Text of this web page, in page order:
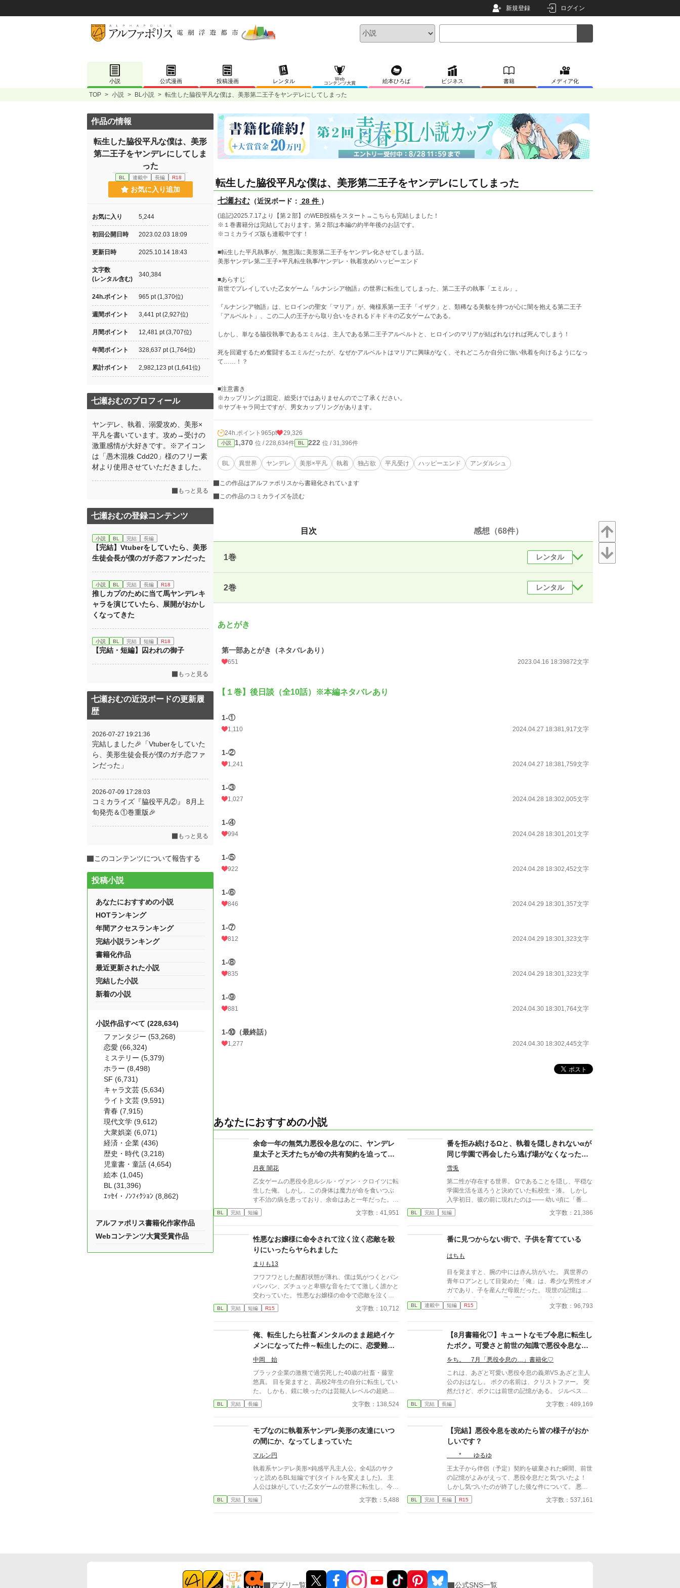
新規登録 ログイン
小説 公式漫画 投稿漫画 レンタル
Web
コンテンツ大賞
絵本ひろば ビジネス 書籍 メディア化
TOP > 小説 > BL小説 > 転生した脇役平凡な僕は、美形第二王子をヤンデレにしてしまった
転生した脇役平凡な僕は、美形第二王子をヤンデレにしてしまった
七瀬おむ （近況ボード： 28 件 ）
(追記)2025.7.17より【第２部】のWEB投稿をスタート→こちらも完結しました！
※１巻書籍分は完結しております。第２部は本編の約半年後のお話です。
※コミカライズ版も連載中です！
■転生した平凡執事が、無意識に美形第二王子をヤンデレ化させてしまう話。
美形ヤンデレ第二王子×平凡転生執事/ヤンデレ・執着攻め/ハッピーエンド
■あらすじ
前世でプレイしていた乙女ゲーム『ルナンシア物語』の世界に転生してしまった、第二王子の執事「エミル」。
『ルナンシア物語』は、ヒロインの聖女「マリア」が、俺様系第一王子「イザク」と、類稀なる美貌を持つが心に闇を抱える第二王子
「アルベルト」、この二人の王子から取り合いをされるドキドキの乙女ゲームである。
しかし、単なる脇役執事であるエミルは、主人である第二王子アルベルトと、ヒロインのマリアが結ばれなければ死んでしまう！
死を回避するため奮闘するエミルだったが、なぜかアルベルトはマリアに興味がなく、それどころか自分に強い執着を向けるようになっ
て……！？
■注意書き
※カップリングは固定、総受けではありませんのでご了承ください。
※サブキャラ同士ですが、男女カップリングがあります。
24h.ポイント 965pt 29,326
小説 1,370 位 / 228,634件 BL 222 位 / 31,396件
BL 異世界 ヤンデレ 美形×平凡 執着 独占欲 平凡受け ハッピーエンド アンダルシュ
この作品はアルファポリスから書籍化されています
この作品のコミカライズを読む
目次 感想（68件）
1巻 レンタル
2巻 レンタル
あとがき
第一部あとがき（ネタバレあり）
651 2023.04.16 18:39872文字
【１巻】後日談（全10話）※本編ネタバレあり
1-①
1,110 2024.04.27 18:381,917文字
1-②
1,241 2024.04.27 18:381,759文字
1-③
1,027 2024.04.28 18:302,005文字
1-④
994 2024.04.28 18:301,201文字
1-⑤
922 2024.04.28 18:302,452文字
1-⑥
846 2024.04.29 18:301,357文字
1-⑦
812 2024.04.29 18:301,323文字
1-⑧
835 2024.04.29 18:301,323文字
1-⑨
881 2024.04.30 18:301,764文字
1-⑩（最終話）
1,277 2024.04.30 18:302,445文字
あなたにおすすめの小説
余命一年の無気力悪役令息なのに、ヤンデレ
皇太子と天才たちが命の共有契約を迫ってく
る
月夜 闇花
乙女ゲームの悪役令息ルシル・ヴァン・クロイツに転
生した俺。 しかし、この身体は魔力が命を食いつぶ
す不治の病を患っており、余命はあと一年だった。
どうせ死ぬなら、シナリオの破滅フラグを回避し、誰
の記憶にも残らず静かに消え去りたい。 そう願って
が、それがすべての狂気の始まりだった。 「君の手
はひどく冷たいね。まるで死人のようだ。……婚約の
破棄は認めない」 何も望まず、ただ消えようとする
ルシルの儚げな諦観は、逆に攻略対象たちのドス黒い
支配欲と執着に火をつけてしまう。 ヤンデレ王太子
アルフレッドの圧倒的な拘束。 実直な騎士ガレッド
の盲目的な献身。 天才魔術師ノアの狂気的な探究。
ルシルが死の淵へ沈み込もうとしたとき、三人は神の
理に逆らう禁忌の魔術を実行する。 それは、自らの
い。永遠に、私たちと共にあるんだ」 死んで逃げる
ことすら許されない豪奢な鳥籠の中、悪役令息は息が
執着BLファンタジー、ここに開幕。
BL 完結 短編 文字数：41,951
番を拒み続けるΩと、執着を隠しきれないαが
同じ学園で再会したら逃げ場がなくなった話
――優等生αの過保護な束縛は恋か支配か
雪兎
第二性が存在する世界。 Ωであることを隠し、平穏な
学園生活を送ろうと決めていた転校生・湊。 しかし
入学初日、彼の前に現れたのは―― 幼い頃に「番に
なろう」と言ってきた幼馴染のα・蓮だった。 成績優
秀、容姿端麗、生徒から絶大な信頼を集める完璧な
いことを。 「大丈夫、全部管理してあげる」 「君が
困らないようにしてるだけだよ」 座席、時間割、交
友関係、体調管理。 いつの間にか整えられていく環
気のないα。 これは保護か、それとも束縛か。 閉じた
学園の中で、二人の関係は静かに歪み始める――。
BL 完結 短編 文字数：21,386
性悪なお嬢様に命令されて泣く泣く恋敵を殺
りにいったらヤられました
まりも13
フワフワとした酩酊状態が薄れ、僕は気がつくとパン
パンパン、ズチュッと卑猥な音をたてて激しく誰かと
交わっていた。 性悪なお嬢様の命令で恋敵を泣く泣
く殺りに行ったら逆にヤラれちゃった、ちょっとアホ
な子の話です。 （ムーンライトノベルにも掲載して
BL 完結 短編 R15 文字数：10,712
番に見つからない街で、子供を育てている
はちも
目を覚ますと、腕の中には赤ん坊がいた。 異世界の
青年ロアンとして目覚めた「俺」は、希少な男性オメ
ガであり、子を産んだ母親だった。 現世の記憶は失
われているが、 この子を守らなければならない、と
いう想いだけははっきりと残っている。 街の人々に
していく。 だが、行方不明の番を探す噂が、静かに
近づいていた。 再会は望まない。 今はただ、この子
が、 選び直すまでの物語。 ※本編全て完結しました
BL 連載中 短編 R15 文字数：96,793
俺、転生したら社畜メンタルのまま超絶イケ
メンになってた件～転生したのに、恋愛難易
度はなぜかハードモード
中岡 始
ブラック企業の激務で過労死した40歳の社畜・藤堂
悠真。 目を覚ますと、高校2年生の自分に転生してい
た。 しかも、鏡に映ったのは芸能人レベルの超絶イ
ケメン。 転入初日から女子たちに囲まれ、学園中の
話題の的に。 だが、社畜思考が抜けず**「これはマー
すぎて業務過多状態に陥る。 弁当争奪戦、放課後の
デート攻勢…悠真の平穏は完全に崩壊。 そんな中、
唯一冷静な男・藤崎颯斗の存在に救われる。 颯斗は
やたらと落ち着いていて、悠真をさりげなくフォロー
する。 「お前といると、楽だ」 次第に悠真の中で、
彼の存在が大きくなっていき――。 「お前、俺から
逃げるな」 颯斗の言葉に、悠真の心は大きく揺れ動
く。 転生×学園ラブコメ×じわじわ迫る恋。 これは、
悠真が「本当に選ぶべきもの」を見つける物語。 続
っていない」 その選択が、予想以上のすれ違いを生
んでいった。 モテ地獄の再来、空気を読み続ける
BL 完結 長編 文字数：138,524
【8月書籍化♡】キュートなモブ令息に転生し
たボク。可愛さと前世の知識で悪役令息なお
義兄さまを守りますっ！
をち。 7月「悪役令息の…」書籍化♡
これは、あざと可愛い悪役令息の義弟VS.あざと主人
公のおはなし。 ボクの名前は、クリストファー。 突
然だけど、ボクには前世の記憶がある。 ジルベスタ
ーお義兄さまと初めて会ったとき、そのご尊顔を見て
「あああ！《《この人》》、知ってるう！悪役令息
じゃん、って。 そう、俺が今いるこの世界は、ゲー
ムの中の世界だったの！ そして、ボクは悪役令息ジ
ルベスターの義弟に転生していたのだ！ しかも、モ
ブ。 繰り返します。ボクはモブ！！「完全なるモ
ブ」なのだ！ ゲームの中のボクには、モブすぎて名
前もキャラデザもなかった。 どおりで今まで毎日自
分の顔をみてもなんにも思い出さなかったわけだ！
ちなみに、ジルベスターお義兄さまは悪役ながら非常
に人気があった。 その理由の第一は、ビジュアル！
スタももちろん手に入れた！ そんなボクの推しジル
ベスターは、その無表情のせいで「人を馬鹿にしてい
BL 完結 長編 文字数：489,169
モブなのに執着系ヤンデレ美形の友達にいつ
の間にか、なってしまっていた
マルン円
執着系ヤンデレ美形×鈍感平凡主人公。全4話のサク
ッと読めるBL短編です(タイトルを変えました)。 主
人公は妹がしていた乙女ゲームの世界に転生し、今は
ロニーとして地味な高校生活を送っている。内気なロ
ニーが気軽に学校で話せる友達は同級生のエドだけ
ブなのに、いつのまにかヒロインに執着しまくるキャ
BL 完結 短編 文字数：5,488
【完結】悪役令息を改めたら皆の様子がおか
しいです？
* ゆるゆ
王太子から伴侶（予定）契約を破棄された瞬間、前世
の記憶がよみがえって、悪役令息だと気づいたよ！
しかし気づいたのが終了した後な件について。 悪役
令息で断罪なんて絶対だめだ！ 泣いちゃう！ せっ
かく前世を思い出したんだから、これからは心を入れ
BL 完結 長編 R15 文字数：537,161
作品の情報
転生した脇役平凡な僕は、美形
第二王子をヤンデレにしてしま
った
BL 連載中 長編 R18
お気に入り追加
お気に入り 5,244
初回公開日時 2023.02.03 18:09
更新日時 2025.10.14 18:43
文字数
(レンタル含む)
340,384
24h.ポイント 965 pt (1,370位)
週間ポイント 3,441 pt (2,927位)
月間ポイント 12,481 pt (3,707位)
年間ポイント 328,637 pt (1,764位)
累計ポイント 2,982,123 pt (1,641位)
七瀬おむのプロフィール
ヤンデレ、執着、溺愛攻め、美形×
平凡を書いています。攻め→受けの
激重感情が大好きです。※アイコン
は「愚木混株 Cdd20」様のフリー素
材より使用させていただきました。
もっと見る
七瀬おむの登録コンテンツ
小説 BL 完結 長編
【完結】Vtuberをしていたら、美形
生徒会長が僕のガチ恋ファンだった
小説 BL 完結 長編 R18
推しカプのために当て馬ヤンデレキ
ャラを演じていたら、展開がおかし
くなってきた
小説 BL 完結 短編 R18
【完結・短編】囚われの御子
もっと見る
七瀬おむの近況ボードの更新履
歴
2026-07-27 19:21:36
完結しました🎉「Vtuberをしていた
ら、美形生徒会長が僕のガチ恋ファ
ンだった」
2026-07-09 17:28:03
コミカライズ『脇役平凡②』 8月上
旬発売＆①巻重版🎉
もっと見る
このコンテンツについて報告する
投稿小説
あなたにおすすめの小説
HOTランキング
年間アクセスランキング
完結小説ランキング
書籍化作品
最近更新された小説
完結した小説
新着の小説
小説作品すべて (228,634)
ファンタジー (53,268)
恋愛 (66,324)
ミステリー (5,379)
ホラー (8,498)
SF (6,731)
キャラ文芸 (5,634)
ライト文芸 (9,591)
青春 (7,915)
現代文学 (9,612)
大衆娯楽 (6,071)
経済・企業 (436)
歴史・時代 (3,218)
児童書・童話 (4,654)
絵本 (1,045)
BL (31,396)
ｴｯｾｲ・ﾉﾝﾌｨｸｼｮﾝ (8,862)
アルファポリス書籍化作家作品
Webコンテンツ大賞受賞作品
アプリ一覧 公式SNS一覧